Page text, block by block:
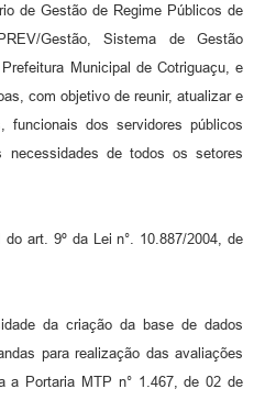
de Gestão de Regime Públicos de
Gestão, Sistema de Gestão
Municipal de Cotriguaçu, e
com objetivo de reunir, atualizar e
funcionais dos servidores públicos
necessidades de todos os setores
art. 9º da Lei n°. 10.887/2004, de
da criação da base de dados
para realização das avaliações
a Portaria MTP n° 1.467, de 02 de